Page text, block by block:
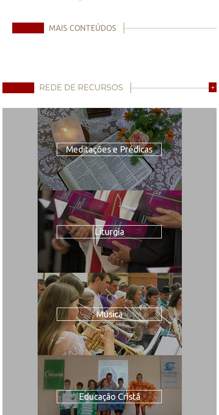
MAIS CONTEÚDOS
REDE DE RECURSOS +
Meditações e Prédicas
Liturgia
Música
Educação Cristã